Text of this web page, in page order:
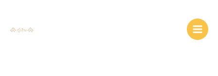
content
Main